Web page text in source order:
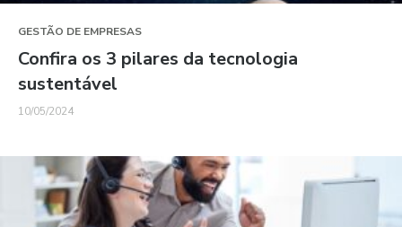
GESTÃO DE EMPRESAS
Confira os 3 pilares da tecnologia
sustentável
10/05/2024